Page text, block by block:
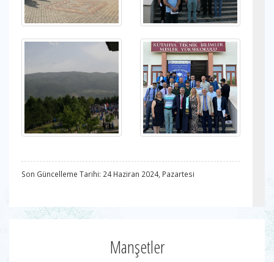
Son Güncelleme Tarihi: 24 Haziran 2024, Pazartesi
Manşetler